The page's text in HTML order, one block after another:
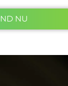
NU